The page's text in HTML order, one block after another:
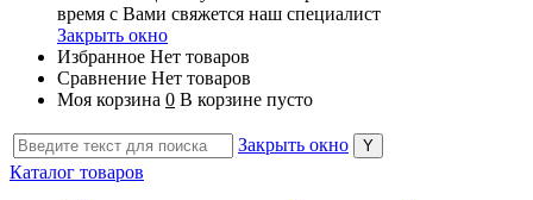
время с Вами свяжется наш специалист
Закрыть окно
Избранное Нет товаров
Сравнение Нет товаров
Моя корзина 0 В корзине пусто
Закрыть окно
Каталог товаров